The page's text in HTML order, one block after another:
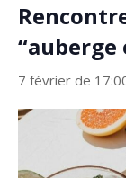
“auberge
7 février de